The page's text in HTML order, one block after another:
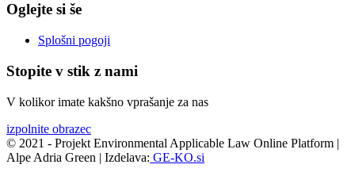
Oglejte si še
Splošni pogoji
Stopite v stik z nami
V kolikor imate kakšno vprašanje za nas
izpolnite obrazec
© 2021 - Projekt Environmental Applicable Law Online Platform |
Alpe Adria Green | Izdelava: GE-KO.si